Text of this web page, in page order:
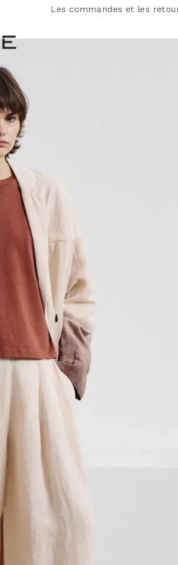
Les commandes et les